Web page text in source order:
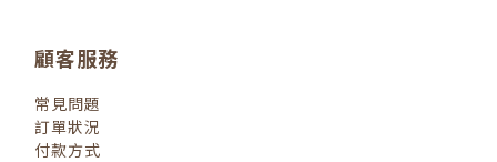
顧客服務
常見問題
訂單狀況
付款方式